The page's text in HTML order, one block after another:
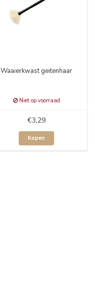
Waaierkwast geitenhaar
Niet op voorraad
€3,29
Kopen